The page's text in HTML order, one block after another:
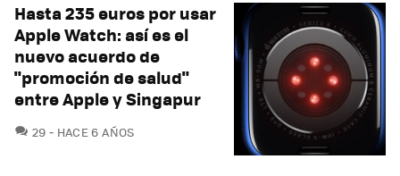
Hasta 235 euros por usar
Apple Watch: así es el
nuevo acuerdo de
"promoción de salud"
entre Apple y Singapur
29 COMENTARIOS
HACE 6 AÑOS